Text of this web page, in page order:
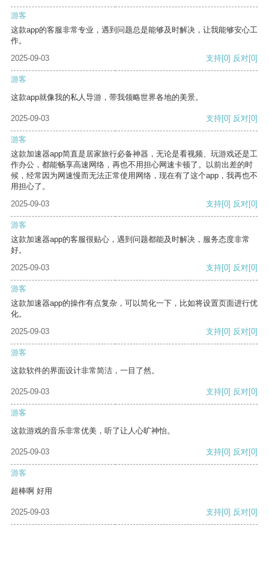
游客
这款app的客服非常专业，遇到问题总是能够及时解决，让我能够安心工
作。
2025-09-03
支持[0] 反对[0]
游客
这款app就像我的私人导游，带我领略世界各地的美景。
2025-09-03 支持[0] 反对[0]
游客
这款加速器app简直是居家旅行必备神器，无论是看视频、玩游戏还是工
作办公，都能畅享高速网络，再也不用担心网速卡顿了。以前出差的时
候，经常因为网速慢而无法正常使用网络，现在有了这个app，我再也不
用担心了。
2025-09-03
支持[0] 反对[0]
游客
这款加速器app的客服很贴心，遇到问题都能及时解决，服务态度非常
好。
2025-09-03
支持[0] 反对[0]
游客
这款加速器app的操作有点复杂，可以简化一下，比如将设置页面进行优
化。
2025-09-03
支持[0] 反对[0]
游客
这款软件的界面设计非常简洁，一目了然。
2025-09-03 支持[0] 反对[0]
游客
这款游戏的音乐非常优美，听了让人心旷神怡。
2025-09-03 支持[0] 反对[0]
游客
超棒啊 好用
2025-09-03 支持[0] 反对[0]